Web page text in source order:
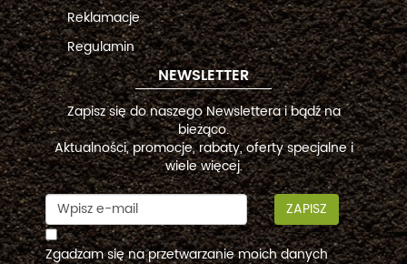
Reklamacje
Regulamin
NEWSLETTER
Zapisz się do naszego Newslettera i bądź na
bieżąco.
Aktualności, promocje, rabaty, oferty specjalne i
wiele więcej.
ZAPISZ
Zgadzam się na przetwarzanie moich danych